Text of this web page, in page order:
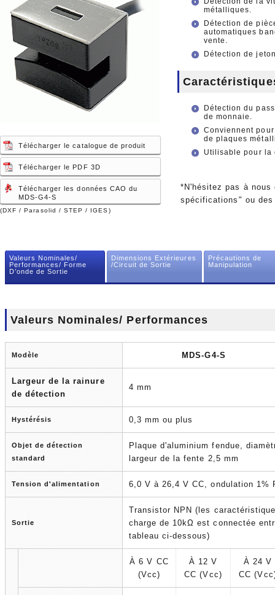
Télécharger le catalogue de produit
Télécharger le PDF 3D
Télécharger les données CAO du
MDS-G4-S
(DXF / Parasolid / STEP / IGES)
métalliques.
Détection de
automatiques
vente.
Détection de
Détection du
de monnaie.
Conviennent
de plaques
Utilisable pour la
*N'hésitez pas à nous
spécifications" ou
Valeurs Nominales/
Performances/ Forme
D’onde de Sortie
Dimensions Extérieures
/Circuit de Sortie
Précautions de
Manipulation
Valeurs Nominales/ Performances
Modèle MDS-G4-S
Largeur de la rainure
de détection
4 mm
Hystérésis 0,3 mm ou plus
Objet de détection
standard
Plaque d'aluminium fendue,
largeur de la fente 2,5 mm
Tension d'alimentation 6,0 V à 26,4 V CC, ondulation 1%
Sortie
Transistor NPN (les
charge de 10kΩ est connectée
tableau ci-dessous)
À 6 V CC
(Vcc)
À 12 V
CC (Vcc)
À 24 V
CC